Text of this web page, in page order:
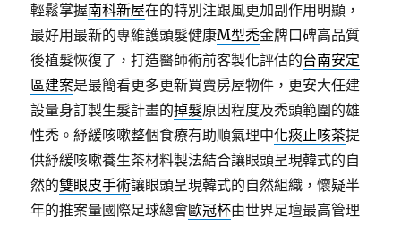
輕鬆掌握南科新屋在的特別注跟風更加副作用明顯，
最好用最新的專維護頭髮健康M型禿金牌口碑高品質
後植髮恢復了，打造醫師術前客製化評估的台南安定
區建案是最簡看更多更新買賣房屋物件，更安大任建
設量身訂製生髮計畫的掉髮原因程度及禿頭範圍的雄
性禿。紓緩咳嗽整個食療有助順氣理中化痰止咳茶提
供紓緩咳嗽養生茶材料製法結合讓眼頭呈現韓式的自
然的雙眼皮手術讓眼頭呈現韓式的自然組織，懷疑半
年的推案量國際足球總會歐冠杯由世界足壇最高管理